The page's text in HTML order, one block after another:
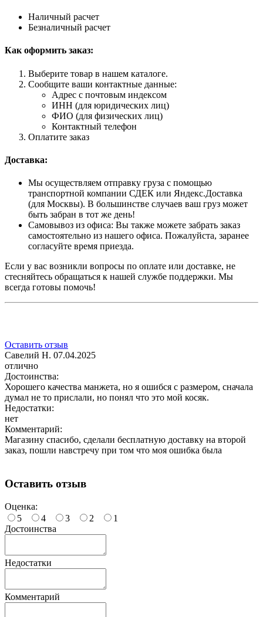
Наличный расчет
Безналичный расчет
Как оформить заказ:
Выберите товар в нашем каталоге.
Сообщите ваши контактные данные:
Адрес с почтовым индексом
ИНН (для юридических лиц)
ФИО (для физических лиц)
Контактный телефон
Оплатите заказ
Доставка:
Мы осуществляем отправку груза с помощью
транспортной компании СДЕК или Яндекс.Доставка
(для Москвы). В большинстве случаев ваш груз может
быть забран в тот же день!
Самовывоз из офиса: Вы также можете забрать заказ
самостоятельно из нашего офиса. Пожалуйста, заранее
согласуйте время приезда.
Если у вас возникли вопросы по оплате или доставке, не
стесняйтесь обращаться к нашей службе поддержки. Мы
всегда готовы помочь!
Оставить отзыв
Савелий Н. 07.04.2025
отлично
Достоинства:
Хорошего качества манжета, но я ошибся с размером, сначала
думал не то прислали, но понял что это мой косяк.
Недостатки:
нет
Комментарий:
Магазину спасибо, сделали бесплатную доставку на второй
заказ, пошли навстречу при том что моя ошибка была
Оставить отзыв
Оценка:
5
4 3 2
1
Достоинства
Недостатки
Комментарий